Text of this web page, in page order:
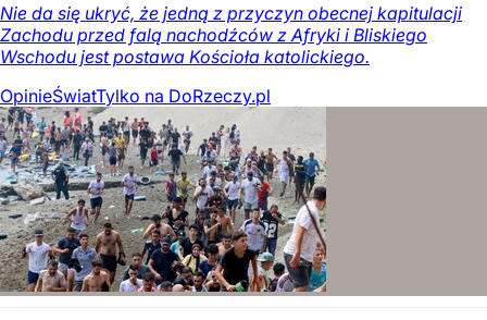
Nie da się ukryć, że jedną z przyczyn obecnej kapitulacji
Zachodu przed falą nachodźców z Afryki i Bliskiego
Wschodu jest postawa Kościoła katolickiego.
OpinieŚwiatTylko na DoRzeczy.pl